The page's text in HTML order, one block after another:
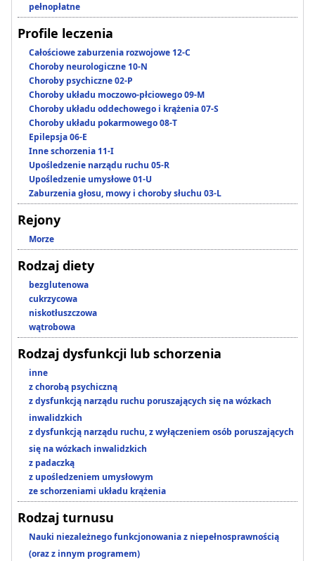
pełnopłatne
Profile leczenia
Całościowe zaburzenia rozwojowe 12-C
Choroby neurologiczne 10-N
Choroby psychiczne 02-P
Choroby układu moczowo-płciowego 09-M
Choroby układu oddechowego i krążenia 07-S
Choroby układu pokarmowego 08-T
Epilepsja 06-E
Inne schorzenia 11-I
Upośledzenie narządu ruchu 05-R
Upośledzenie umysłowe 01-U
Zaburzenia głosu, mowy i choroby słuchu 03-L
Rejony
Morze
Rodzaj diety
bezglutenowa
cukrzycowa
niskotłuszczowa
wątrobowa
Rodzaj dysfunkcji lub schorzenia
inne
z chorobą psychiczną
z dysfunkcją narządu ruchu poruszających się na wózkach
inwalidzkich
z dysfunkcją narządu ruchu, z wyłączeniem osób poruszających
się na wózkach inwalidzkich
z padaczką
z upośledzeniem umysłowym
ze schorzeniami układu krążenia
Rodzaj turnusu
Nauki niezależnego funkcjonowania z niepełnosprawnością
(oraz z innym programem)